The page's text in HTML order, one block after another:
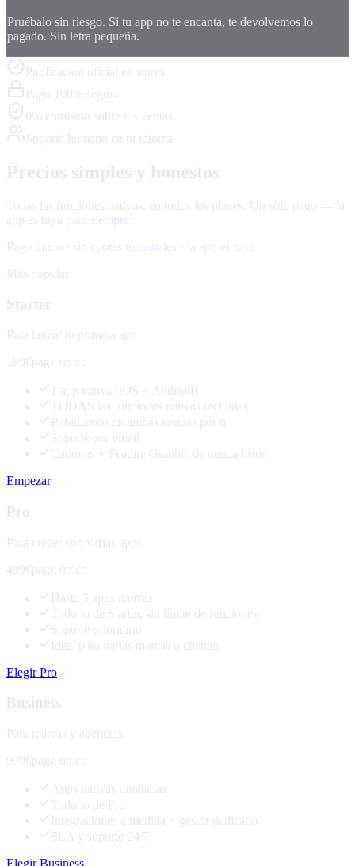
Pruébalo sin riesgo. Si tu app no te encanta, te devolvemos lo
pagado. Sin letra pequeña.
Publicación oficial en stores
Pago 100% seguro
0% comisión sobre tus ventas
Soporte humano en tu idioma
Precios simples y honestos
Todas las funciones nativas, en todos los planes. Un solo pago — la
app es tuya para siempre.
Pago único · sin cuotas mensuales · la app es tuya
Más popular
Starter
Para lanzar tu primera app.
199€
pago único
1 app nativa (iOS + Android)
TODAS las funciones nativas incluidas
Publicamos en ambas tiendas por ti
Soporte por email
Capturas + Feature Graphic de tienda listos
Empezar
Pro
Para crecer con varias apps.
499€
pago único
Hasta 5 apps nativas
Todo lo de Starter, sin límite de funciones
Soporte prioritario
Ideal para varias marcas o clientes
Elegir Pro
Business
Para marcas y agencias.
999€
pago único
Apps nativas ilimitadas
Todo lo de Pro
Integraciones a medida + gestor dedicado
SLA y soporte 24/7
Elegir Business